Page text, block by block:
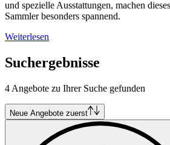
und spezielle Ausstattungen, machen
Sammler besonders spannend.
Weiterlesen
Suchergebnisse
4 Angebote zu Ihrer Suche gefunden
Neue Angebote zuerst